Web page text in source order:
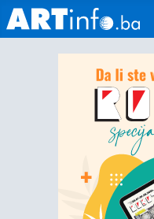
Početna
Kultura